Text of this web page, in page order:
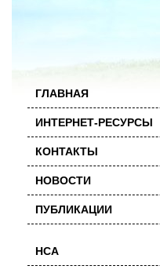
ГЛАВНАЯ
ИНТЕРНЕТ-РЕСУРСЫ
КОНТАКТЫ
НОВОСТИ
ПУБЛИКАЦИИ
НСА